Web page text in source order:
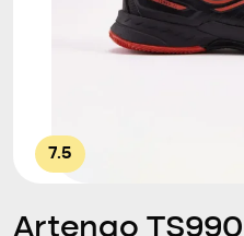
7.5
Artengo